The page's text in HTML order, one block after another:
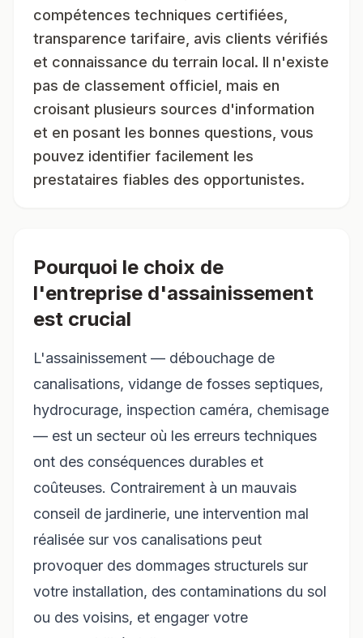
compétences techniques certifiées,
transparence tarifaire, avis clients vérifiés
et connaissance du terrain local. Il n'existe
pas de classement officiel, mais en
croisant plusieurs sources d'information
et en posant les bonnes questions, vous
pouvez identifier facilement les
prestataires fiables des opportunistes.
Pourquoi le choix de
l'entreprise d'assainissement
est crucial
L'assainissement — débouchage de
canalisations, vidange de fosses septiques,
hydrocurage, inspection caméra, chemisage
— est un secteur où les erreurs techniques
ont des conséquences durables et
coûteuses. Contrairement à un mauvais
conseil de jardinerie, une intervention mal
réalisée sur vos canalisations peut
provoquer des dommages structurels sur
votre installation, des contaminations du sol
ou des voisins, et engager votre